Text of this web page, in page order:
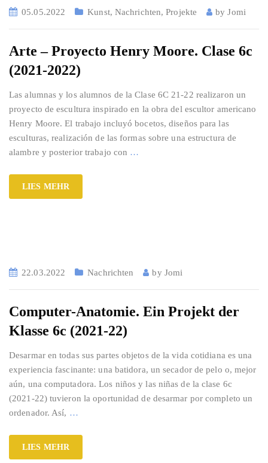
05.05.2022 Kunst, Nachrichten,Projekte byJomi
Arte – Proyecto Henry Moore. Clase 6c
(2021-2022)
Las alumnas y los alumnos de la Clase 6C 21-22 realizaron un
proyecto de escultura inspirado en la obra del escultor americano
Henry Moore. El trabajo incluyó bocetos, diseños para las
esculturas, realización de las formas sobre una estructura de
alambre y posterior trabajo con …
LIES MEHR
22.03.2022 Nachrichten by Jomi
Computer-Anatomie. Ein Projekt der
Klasse 6c (2021-22)
Desarmar en todas sus partes objetos de la vida cotidiana es una
experiencia fascinante: una batidora, un secador de pelo o, mejor
aún, una computadora. Los niños y las niñas de la clase 6c
(2021-22) tuvieron la oportunidad de desarmar por completo un
ordenador. Así, …
LIES MEHR